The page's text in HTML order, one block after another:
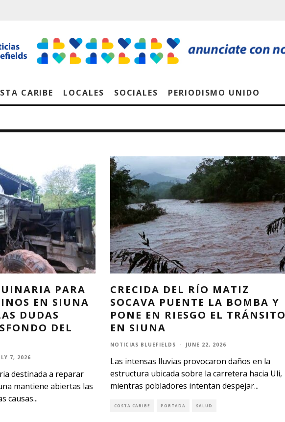
CARIBE LOCALES SOCIALES PERIODISMO UNIDO
PARA
EN SIUNA
DUDAS
DEL
7, 2026
destinada a reparar
mantiene abiertas las
causas...
CRECIDA DEL RÍO MATIZ
SOCAVA PUENTE LA BOMBA Y
PONE EN RIESGO EL TRÁNSITO
EN SIUNA
NOTICIAS BLUEFIELDS · JUNE 22, 2026
Las intensas lluvias provocaron daños en la
estructura ubicada sobre la carretera hacia Uli,
mientras pobladores intentan despejar...
COSTA CARIBE PORTADA SALUD